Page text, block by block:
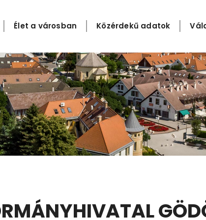
Élet a városban Közérdekű adatok